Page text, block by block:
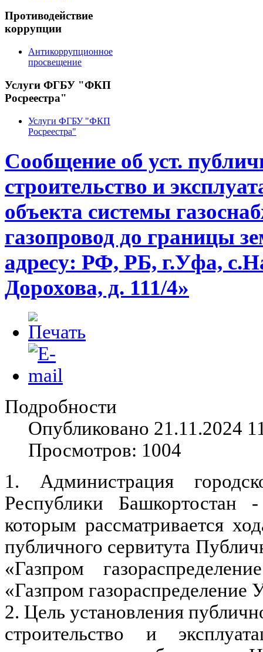
Противодействие
коррупции
Антикоррупционное
просвещение
Услуги ФГБУ "ФКП
Росреестра"
Услуги ФГБУ "ФКП
Росреестра"
Сообщение об уст.
строительство и
объекта системы
газопровод до границы
адресу: РФ, РБ, г.Уфа,
Дорохова, д. 111/4»
Подробности
Опубликовано 21.11.2024
Просмотров: 1004
1. Администрация
Республики Башкортостан
которым рассматривается
публичного сервитута
«Газпром
«Газпром газораспределение
2. Цель установления
строительство и